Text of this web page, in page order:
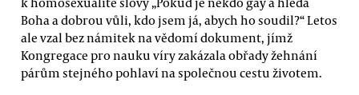
Boha a dobrou vůli, kdo jsem já, abych ho soudil?“ Letos
ale vzal bez námitek na vědomí dokument, jímž
Kongregace pro nauku víry zakázala obřady žehnání
párům stejného pohlaví na společnou cestu životem.